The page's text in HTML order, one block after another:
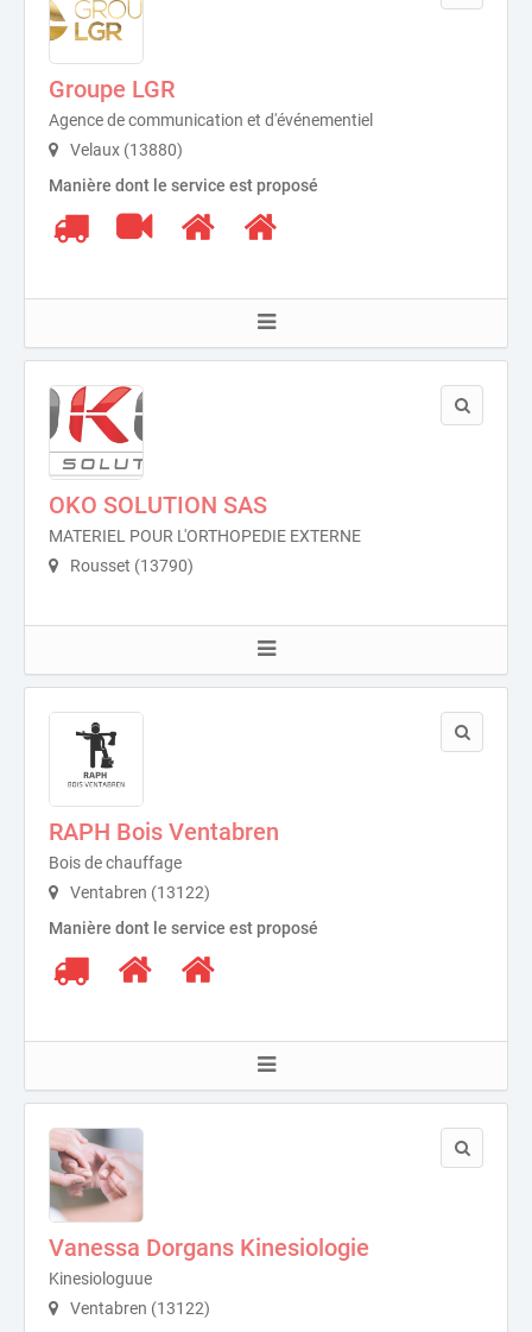
Groupe LGR
Agence de communication et d'événementiel
Velaux (13880)
Manière dont le service est proposé
OKO SOLUTION SAS
MATERIEL POUR L'ORTHOPEDIE EXTERNE
Rousset (13790)
RAPH Bois Ventabren
Bois de chauffage
Ventabren (13122)
Manière dont le service est proposé
Vanessa Dorgans Kinesiologie
Kinesiologuue
Ventabren (13122)